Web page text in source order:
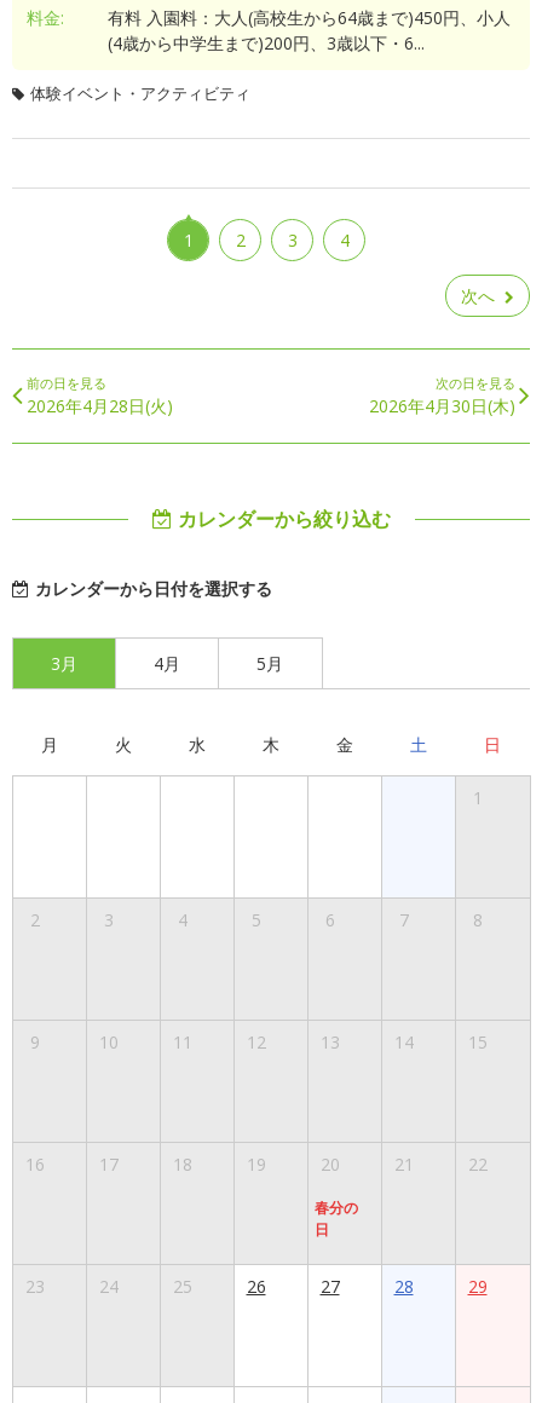
料金:
有料 入園料：大人(高校生から64歳まで)450円、小人
(4歳から中学生まで)200円、3歳以下・6...
体験イベント・アクティビティ
1 2 3 4
次へ
前の日を見る
2026年4月28日(火)
次の日を見る
2026年4月30日(木)
カレンダーから絞り込む
カレンダーから日付を選択する
3月 4月 5月
月 火 水 木 金 土 日
1
2 3 4 5 6 7 8
9 10 11 12 13 14 15
16 17 18 19 20
春分の
日
21 22
23 24 25 26 27 28 29